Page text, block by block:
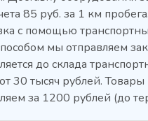
шкаф
G из
за
кВт/ч, не
3,5
85 руб. за 1 км пробега.
с помощью
мы отправляем
до склада
30 тысяч рублей.
за 1200 рублей (до